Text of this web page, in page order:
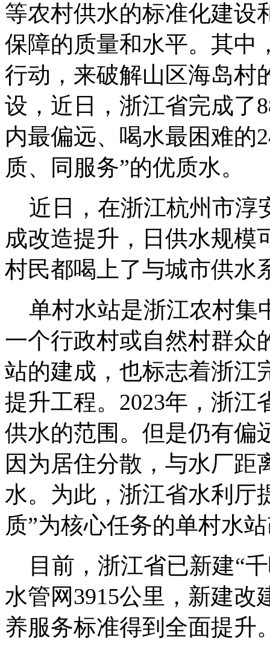
等农村供水的标准化建设
保障的质量和水平。其中
行动，来破解山区海岛村
设，近日，浙江省完成了
内最偏远、喝水最困难的
质、同服务”的优质水。
近日，在浙江杭州市淳
成改造提升，日供水规模
村民都喝上了与城市供水
单村水站是浙江农村集
一个行政村或自然村群众
站的建成，也标志着浙江
提升工程。2023年，浙江
供水的范围。但是仍有偏
因为居住分散，与水厂距
水。为此，浙江省水利厅
质”为核心任务的单村水
目前，浙江省已新建“
水管网3915公里，新建改
养服务标准得到全面提升